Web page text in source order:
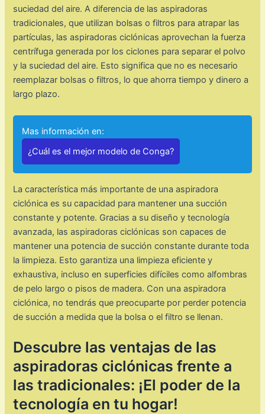
suciedad del aire. A diferencia de las aspiradoras
tradicionales, que utilizan bolsas o filtros para atrapar las
partículas, las aspiradoras ciclónicas aprovechan la fuerza
centrífuga generada por los ciclones para separar el polvo
y la suciedad del aire. Esto significa que no es necesario
reemplazar bolsas o filtros, lo que ahorra tiempo y dinero a
largo plazo.
Mas información en:
¿Cuál es el mejor modelo de Conga?
La característica más importante de una aspiradora
ciclónica es su capacidad para mantener una succión
constante y potente. Gracias a su diseño y tecnología
avanzada, las aspiradoras ciclónicas son capaces de
mantener una potencia de succión constante durante toda
la limpieza. Esto garantiza una limpieza eficiente y
exhaustiva, incluso en superficies difíciles como alfombras
de pelo largo o pisos de madera. Con una aspiradora
ciclónica, no tendrás que preocuparte por perder potencia
de succión a medida que la bolsa o el filtro se llenan.
Descubre las ventajas de las
aspiradoras ciclónicas frente a
las tradicionales: ¡El poder de la
tecnología en tu hogar!